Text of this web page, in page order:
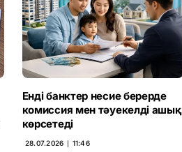
Енді банктер несие берерде
комиссия мен тәуекелді ашық
көрсетеді
28.07.2026 ∣ 11:46